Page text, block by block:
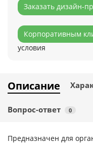
Заказать дизайн-
Корпоративным
условия
Описание
Вопрос-ответ 0
Предназначен для